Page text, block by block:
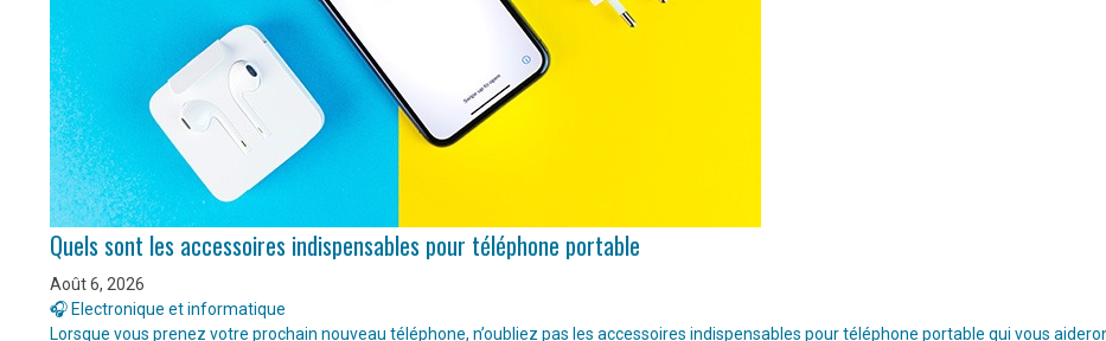
Quels sont les accessoires indispensables pour téléphone portable
Août 6, 2026
🎧 Electronique et informatique
Lorsque vous prenez votre prochain nouveau téléphone, n’oubliez pas les accessoires indispensables pour téléphone portable qui vous